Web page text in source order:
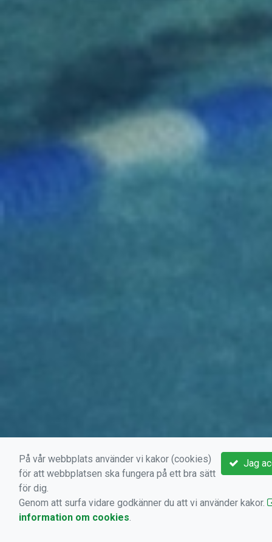
Jag
På vår webbplats använder vi kakor (cookies)
för att webbplatsen ska fungera på ett bra sätt
för dig.
Genom att surfa vidare godkänner du att vi använder kakor.
information om cookies.